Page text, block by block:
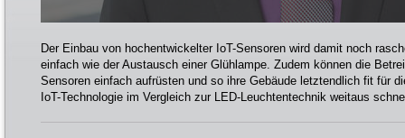
Der Einbau von hochentwickelter IoT-Sensoren wird damit noch
einfach wie der Austausch einer Glühlampe. Zudem können die
Sensoren einfach aufrüsten und so ihre Gebäude letztendlich fit für
IoT-Technologie im Vergleich zur LED-Leuchtentechnik weitaus